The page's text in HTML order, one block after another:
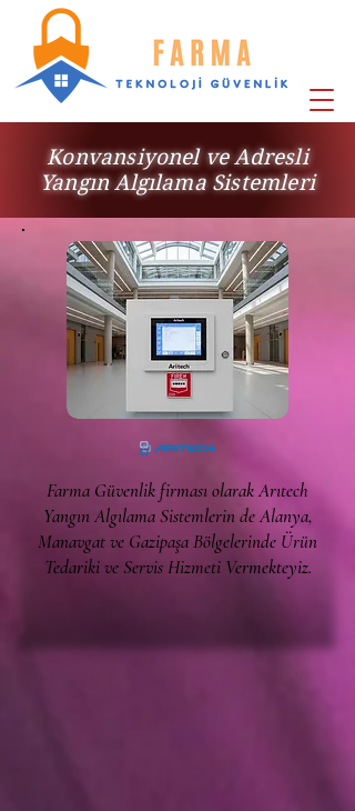
Konvansiyonel ve Adresli
Yangın Algılama Sistemleri
Farma Güvenlik firması olarak Arıtech
Yangın Algılama Sistemlerin de Alanya,
Manavgat ve Gazipaşa Bölgelerinde Ürün
Tedariki ve Servis Hizmeti Vermekteyiz.